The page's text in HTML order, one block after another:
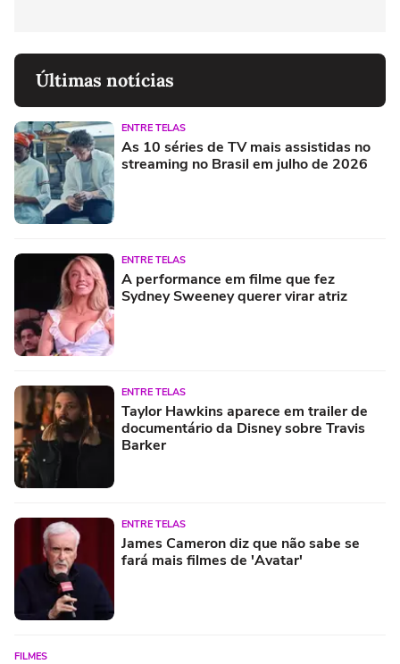
Últimas notícias
ENTRE TELAS
As 10 séries de TV mais assistidas no
streaming no Brasil em julho de 2026
ENTRE TELAS
A performance em filme que fez
Sydney Sweeney querer virar atriz
ENTRE TELAS
Taylor Hawkins aparece em trailer de
documentário da Disney sobre Travis
Barker
ENTRE TELAS
James Cameron diz que não sabe se
fará mais filmes de 'Avatar'
FILMES